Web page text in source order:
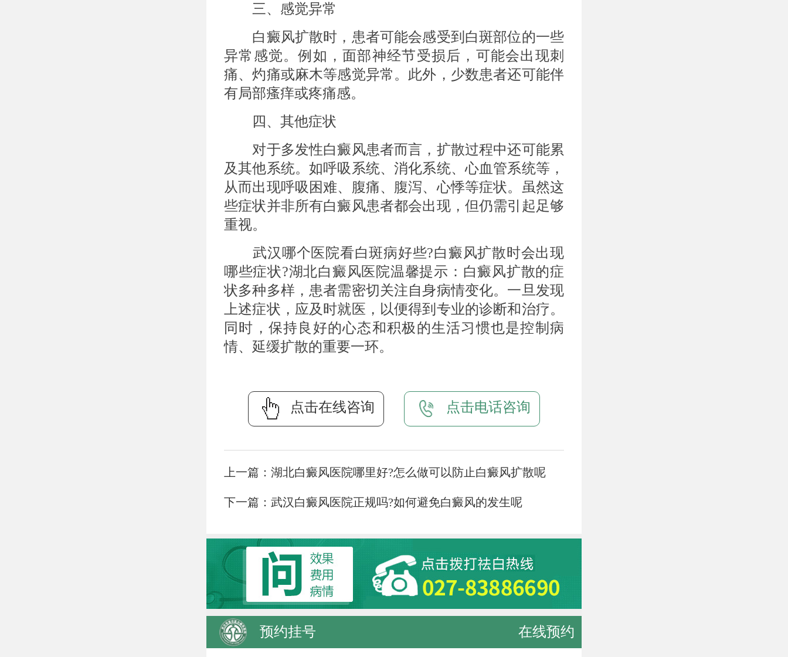
三、感觉异常
白癜风扩散时，患者可能会感受到白斑部位的一些
异常感觉。例如，面部神经节受损后，可能会出现刺
痛、灼痛或麻木等感觉异常。此外，少数患者还可能伴
有局部瘙痒或疼痛感。
四、其他症状
对于多发性白癜风患者而言，扩散过程中还可能累
及其他系统。如呼吸系统、消化系统、心血管系统等，
从而出现呼吸困难、腹痛、腹泻、心悸等症状。虽然这
些症状并非所有白癜风患者都会出现，但仍需引起足够
重视。
武汉哪个医院看白斑病好些?白癜风扩散时会出现
哪些症状?湖北白癜风医院温馨提示：白癜风扩散的症
状多种多样，患者需密切关注自身病情变化。一旦发现
上述症状，应及时就医，以便得到专业的诊断和治疗。
同时，保持良好的心态和积极的生活习惯也是控制病
情、延缓扩散的重要一环。
点击在线咨询 点击电话咨询
上一篇： 湖北白癜风医院哪里好?怎么做可以防止白癜风扩散呢
下一篇： 武汉白癜风医院正规吗?如何避免白癜风的发生呢
预约挂号 在线预约